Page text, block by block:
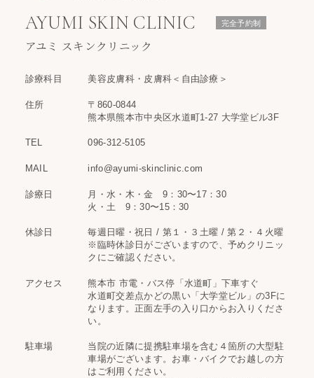
AYUMI SKIN CLINIC 完全予約制
アユミ スキンクリニック
診療科目 美容皮膚科・皮膚科＜自由診療＞
住所
〒860-0844
熊本県熊本市中央区水道町1-27 大学堂ビル3F
TEL 096-312-5105
MAIL info@ayumi-skinclinic.com
診療日
月・水・木・金 9：30〜17：30
火・土 9：30〜15：30
休診日
毎週日曜・祝日 / 第１・３土曜 / 第２・４火曜
※臨時休診日がございますので、予めクリニッ
クにご確認ください。
アクセス
熊本市 市電・バス停「水道町」下車すぐ
水道町交差点かどの黒い「大学堂ビル」の3Fに
なります。正面左手の入り口からお入りくださ
い。
駐車場
当院の近隣に提携駐車場を含む４箇所の大型駐
車場がございます。お車・バイクでお越しの方
はご利用ください。